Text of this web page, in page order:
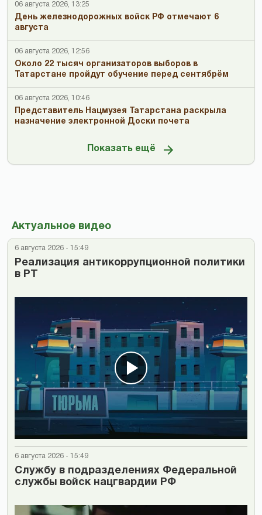
06 августа 2026, 13:25
День железнодорожных войск РФ отмечают 6
августа
06 августа 2026, 12:56
Около 22 тысяч организаторов выборов в
Татарстане пройдут обучение перед сентябрём
06 августа 2026, 10:46
Представитель Нацмузея Татарстана раскрыла
назначение электронной Доски почета
Показать ещё
Актуальное видео
6 августа 2026 - 15:49
Реализация антикоррупционной политики
в РТ
6 августа 2026 - 15:49
Cлужбу в подразделениях Федеральной
службы войск нацгвардии РФ